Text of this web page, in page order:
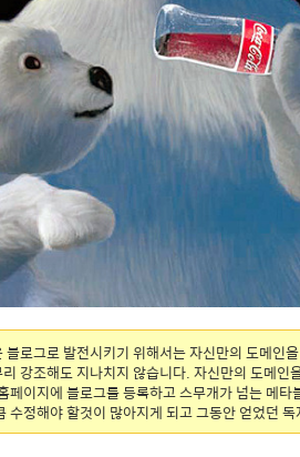
로그로 발전시키기 위해서는 자신만의 도메인
강조해도 지나치지 않습니다. 자신만의 도메
페이지에 블로그를 등록하고 스무개가 넘는 메
수정해야 할것이 많아지게 되고 그동안 얻었던